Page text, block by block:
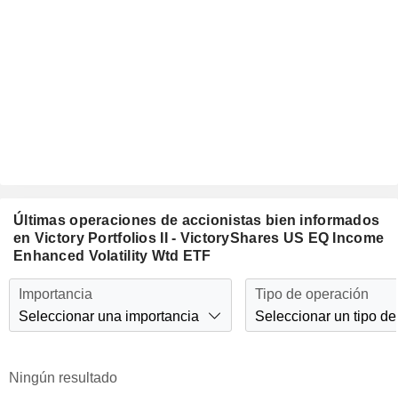
Últimas operaciones de accionistas bien informados
en Victory Portfolios II - VictoryShares US EQ Income
Enhanced Volatility Wtd ETF
Importancia
Seleccionar una importancia
Tipo de operación
Seleccionar un tipo
Ningún resultado